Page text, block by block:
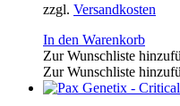
zzgl. Versandkosten
In den Warenkorb
Zur Wunschliste
Zur Wunschliste